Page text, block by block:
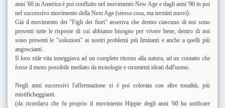
anni '60 in America è poi confluito nel movimento New Age e dagli anni '90 in poi
nel successivo movimento della Next Age (stessa cosa, ma termini nuovi).
Già il movimento dei "Figli dei fiori" asseriva che dentro ciascuno di noi sono
presenti tutte le risposte di cui abbiamo bisogno per vivere bene, dentro di noi
sono presenti le "soluzioni" ai nostri problemi più limitanti e anche a quelli più
angoscianti.
Il loro stile vita inneggiava ad un completo ritorno alla natura, ad un contatto che
fosse il meno possibile mediato da tecnologie e strumenti ideati dall'uomo.
Negli anni successivi l'affermazione si è poi colorata con altre tonalità, più
mistificheggianti.
(da ricordarsi che fu proprio il movimento Hippie degli anni '60 ha unificare